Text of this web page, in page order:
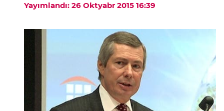
Yayımlandı: 26 Oktyabr 2015 16:39